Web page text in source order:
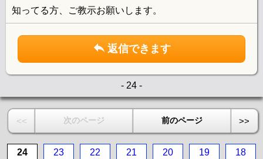
知ってる方、ご教示お願いします。
返信できます
- 24 -
<< 次のページ 前のページ >>
24 23 22 21 20 19 18